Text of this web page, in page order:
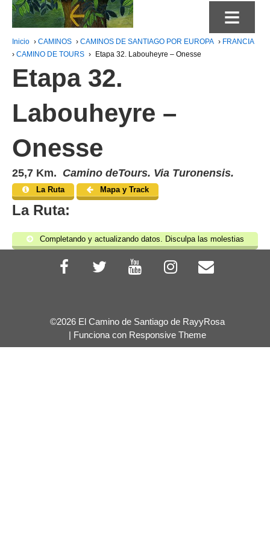
≡
Inicio › CAMINOS › CAMINOS DE SANTIAGO POR EUROPA › FRANCIA
› CAMINO DE TOURS › Etapa 32. Labouheyre – Onesse
Etapa 32.
Labouheyre –
Onesse
25,7 Km. Camino deTours. Via Turonensis.
La Ruta Mapa y Track
La Ruta:
Completando y actualizando datos. Disculpa las molestias
©2026 El Camino de Santiago de RayyRosa
| Funciona con Responsive Theme